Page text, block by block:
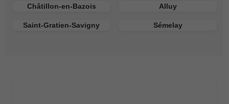
Châtillon-en-Bazois Alluy
Saint-Gratien-Savigny Sémelay